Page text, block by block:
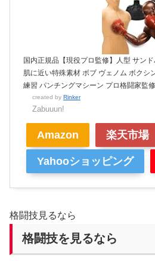
国内正規品【現役プロ監修】人型 サン
肌に近い特殊素材 ボブ ヴェノム ボクシ
練習 パンチングマシーン プロ格闘家監修
created by Rinker
Zabuuun!
Amazon 楽天市場
Yahooショッピング
格闘技見るなら
格闘技を見るなら